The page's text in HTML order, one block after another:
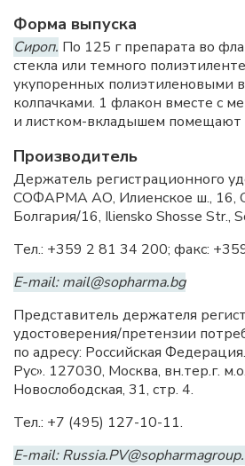
Форма выпуска
Сироп. По 125 г препарата во
стекла или темного
укупоренных полиэтиленовыми
колпачками. 1 флакон вместе с
и листком-вкладышем помещают
Производитель
Держатель регистрационного
СОФАРМА АО, Илиенское ш., 16,
Болгария/16, Iliensko Shosse Str.,
Тел.: +359 2 81 34 200; факс:
E-mail: mail@sopharma.bg
Представитель держателя
удостоверения/претензии
по адресу: Российская
Рус». 127030, Москва, вн.тер.г.
Новослободская, 31, стр. 4.
Тел.: +7 (495) 127-10-11.
E-mail: